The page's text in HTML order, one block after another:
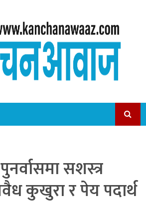
सशस्त्र
अवैध कुखुरा र पेय पदार्थ